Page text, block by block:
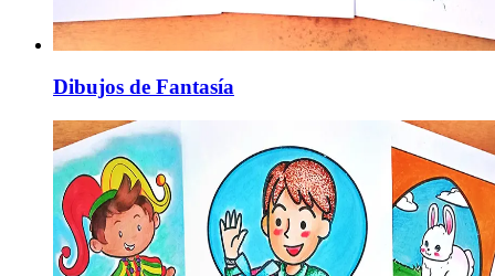
Dibujos de Fantasía